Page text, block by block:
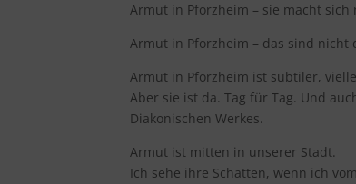
Armut in Pforzheim – sie macht
Armut in Pforzheim – das sind
Armut in Pforzheim ist subtiler,
Aber sie ist da. Tag für Tag. Und
Diakonischen Werkes.
Armut ist mitten in unserer Stadt.
Ich sehe ihre Schatten, wenn ich